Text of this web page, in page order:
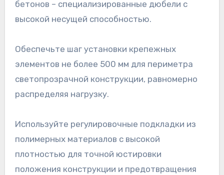
бетонов – специализированные дюбели с
высокой несущей способностью.
Обеспечьте шаг установки крепежных
элементов не более 500 мм для периметра
светопрозрачной конструкции, равномерно
распределяя нагрузку.
Используйте регулировочные подкладки из
полимерных материалов с высокой
плотностью для точной юстировки
положения конструкции и предотвращения